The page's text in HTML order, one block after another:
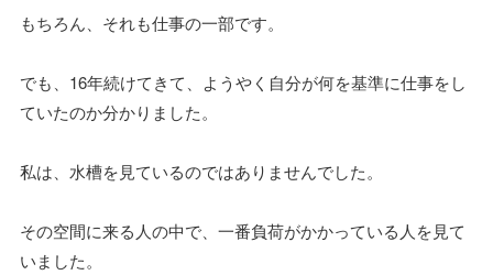
もちろん、それも仕事の一部です。
でも、16年続けてきて、ようやく自分が何を基準に仕事をし
ていたのか分かりました。
私は、水槽を見ているのではありませんでした。
その空間に来る人の中で、一番負荷がかかっている人を見て
いました。